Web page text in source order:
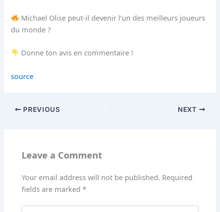
Michael Olise peut-il devenir l’un des meilleurs joueurs
du monde ?
Donne ton avis en commentaire !
source
PREVIOUS NEXT
Leave a Comment
Your email address will not be published. Required
fields are marked*